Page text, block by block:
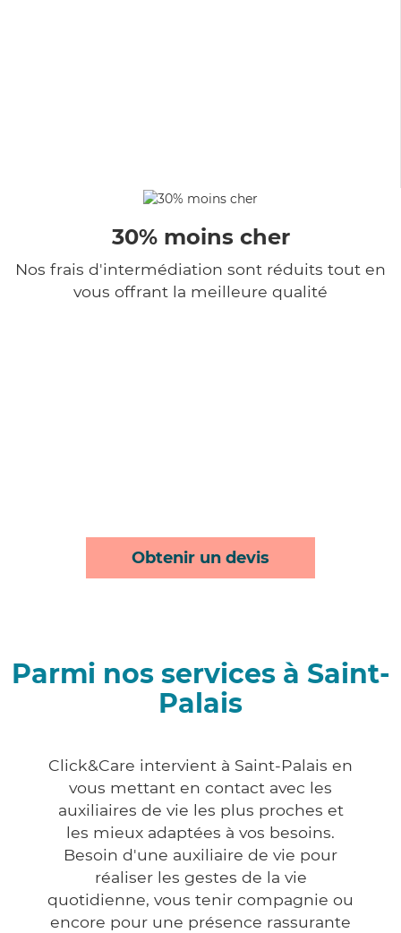
30% moins cher
Nos frais d'intermédiation sont réduits tout en
vous offrant la meilleure qualité
Obtenir un devis
Parmi nos services à Saint-
Palais
Click&Care intervient à Saint-Palais en
vous mettant en contact avec les
auxiliaires de vie les plus proches et
les mieux adaptées à vos besoins.
Besoin d'une auxiliaire de vie pour
réaliser les gestes de la vie
quotidienne, vous tenir compagnie ou
encore pour une présence rassurante